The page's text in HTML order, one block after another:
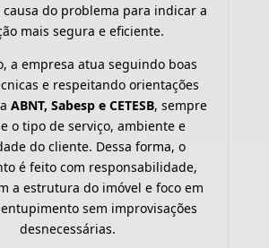
do problema para indicar a
mais segura e eficiente.
a empresa atua seguindo boas
e respeitando orientações
ABNT, Sabesp e CETESB, sempre
o tipo de serviço, ambiente e
do cliente. Dessa forma, o
é feito com responsabilidade,
a estrutura do imóvel e foco em
sem improvisações
desnecessárias.